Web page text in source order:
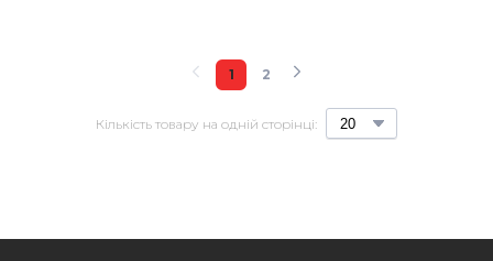
Кількість товару на одній сторінці:
1 2